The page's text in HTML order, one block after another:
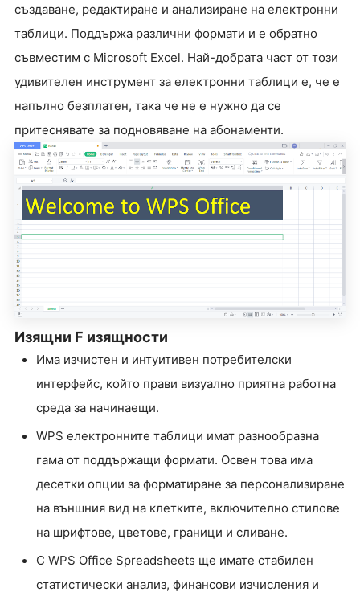
създаване, редактиране и анализиране на електронни
таблици. Поддържа различни формати и е обратно
съвместим с Microsoft Excel. Най-добрата част от този
удивителен инструмент за електронни таблици е, че е
напълно безплатен, така че не е нужно да се
притеснявате за подновяване на абонаменти.
Изящни F изящности
Има изчистен и интуитивен потребителски
интерфейс, който прави визуално приятна работна
среда за начинаещи.
WPS електронните таблици имат разнообразна
гама от поддържащи формати. Освен това има
десетки опции за форматиране за персонализиране
на външния вид на клетките, включително стилове
на шрифтове, цветове, граници и сливане.
С WPS Office Spreadsheets ще имате стабилен
статистически анализ, финансови изчисления и